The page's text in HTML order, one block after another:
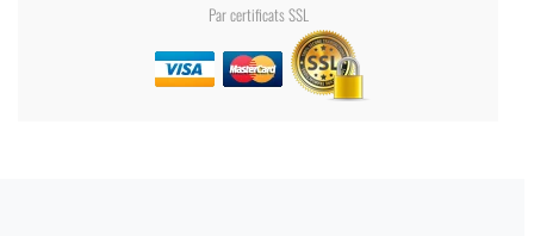
Par certificats SSL